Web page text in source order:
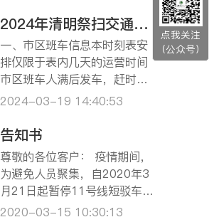
路名河名‘由你说了算’命名征集
活动中吧！如果你的命名被选
中，就有机会获得600元现金
奖励哦！是否跃跃欲试了？那
就赶快看一下活…
2024年清明祭扫交通指南
一、市区班车信息本时刻表安
排仅限于表内几天的运营时间
市区班车人满后发车，赶时间
的客户建议自行前往松鹤园。
提前致电预约。龙华班车预约
电话：13681636018（陆女
士）；宝兴班车预约电话：02
1-56902674。 ☆3月30日，
4月6日龙华、宝兴班车…
2024-03-19 14:40:53
告知书
尊敬的各位客户： 疫情期间，
为避免人员聚集，自2020年3
月21日起暂停11号线短驳车服
务，建议已经预约好落葬的客
2020-03-15 10:30:13
点我关注
（公众号）